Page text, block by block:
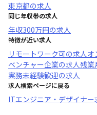
東京都の求人
同じ年収帯の求人
年収300万円の求人
特徴が近い求人
リモートワーク可の求人オ
ベンチャー企業の求人残業
実務未経験歓迎の求人
求人検索ページに戻る
ITエンジニア・デザイナー